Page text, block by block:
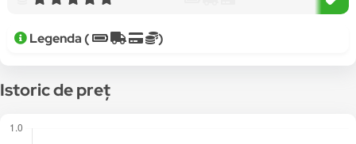
Legenda ( )
Istoric de preț